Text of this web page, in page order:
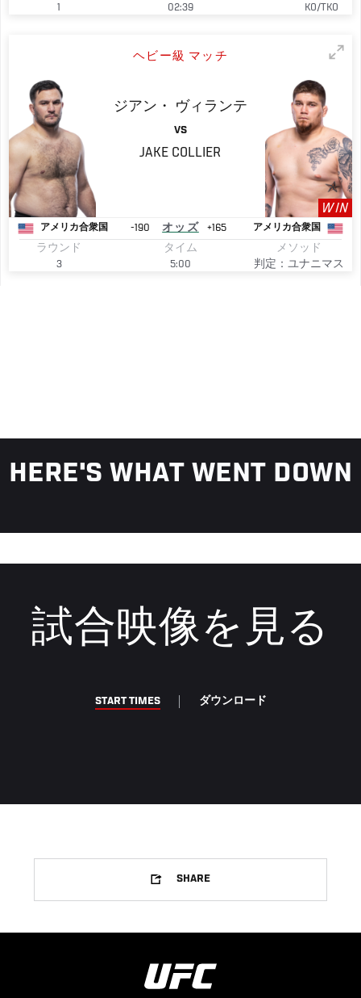
1
02:39
KO/TKO
ヘビー級 マッチ
ジアン・ ヴィランテ
VS
JAKE COLLIER
WIN
アメリカ合衆国 -190 オッズ +165 アメリカ合衆国
ラウンド
3
タイム
5:00
メソッド
判定：ユナニマス
HERE'S WHAT WENT DOWN
試合映像を見る
START TIMES ダウンロード
SHARE